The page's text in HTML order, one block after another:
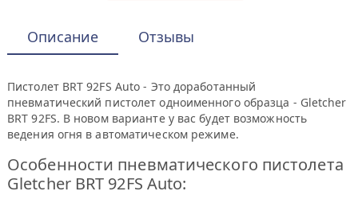
Описание Отзывы
Пистолет BRT 92FS Auto - Это доработанный
пневматический пистолет одноименного образца - Gletcher
BRT 92FS. В новом варианте у вас будет возможность
ведения огня в автоматическом режиме.
Особенности пневматического пистолета
Gletcher BRT 92FS Auto: